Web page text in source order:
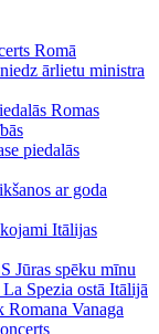
Romā
ārlietu ministra
Romas
piedalās
ar goda
Itālijas
Jūras spēku mīnu
Spezia ostā Itālijā
Romana Vanaga